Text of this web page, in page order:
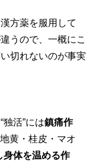
方薬を服用して
うので、一概にこ
切れないのが事実
活”には鎮痛作
地黄・桂皮・マオ
身体を温める作